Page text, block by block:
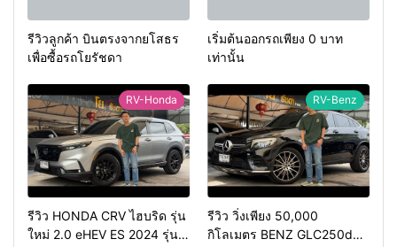
รีวิวลูกค้า บินตรงจากยโสธร
เพื่อซื้อรถโยรัชดา
เริ่มต้นออกรถเพียง 0 บาท
เท่านั้น
RV-Honda
รีวิว HONDA CRV ไฮบริด รุ่น
ใหม่ 2.0 eHEV ES 2024 รุ่น
RV-Benz
รีวิว วิ่งเพียง 50,000
กิโลเมตร BENZ GLC250d